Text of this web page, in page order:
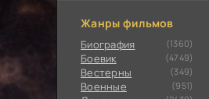
Жанры фильмов
Биография (1360)
Боевик (4749)
Вестерны (349)
Военные (951)